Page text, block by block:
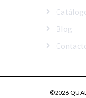
Blog
©2026